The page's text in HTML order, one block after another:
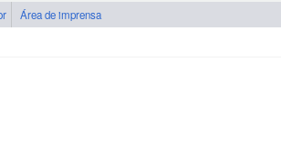
Área de imprensa